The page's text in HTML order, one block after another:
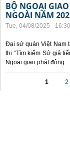
BỘ NGOẠI
NGOÀI NĂM
Tue, 04/08/2025 - 16:30
Đại sứ quán Việt Nam
thi “Tìm kiếm Sứ giả
Ngoại giao phát động.
1 2